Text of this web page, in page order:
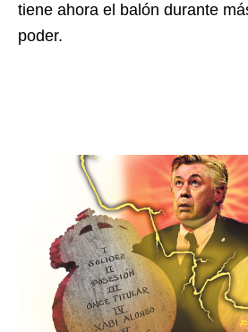
tiene ahora el balón durante
poder.